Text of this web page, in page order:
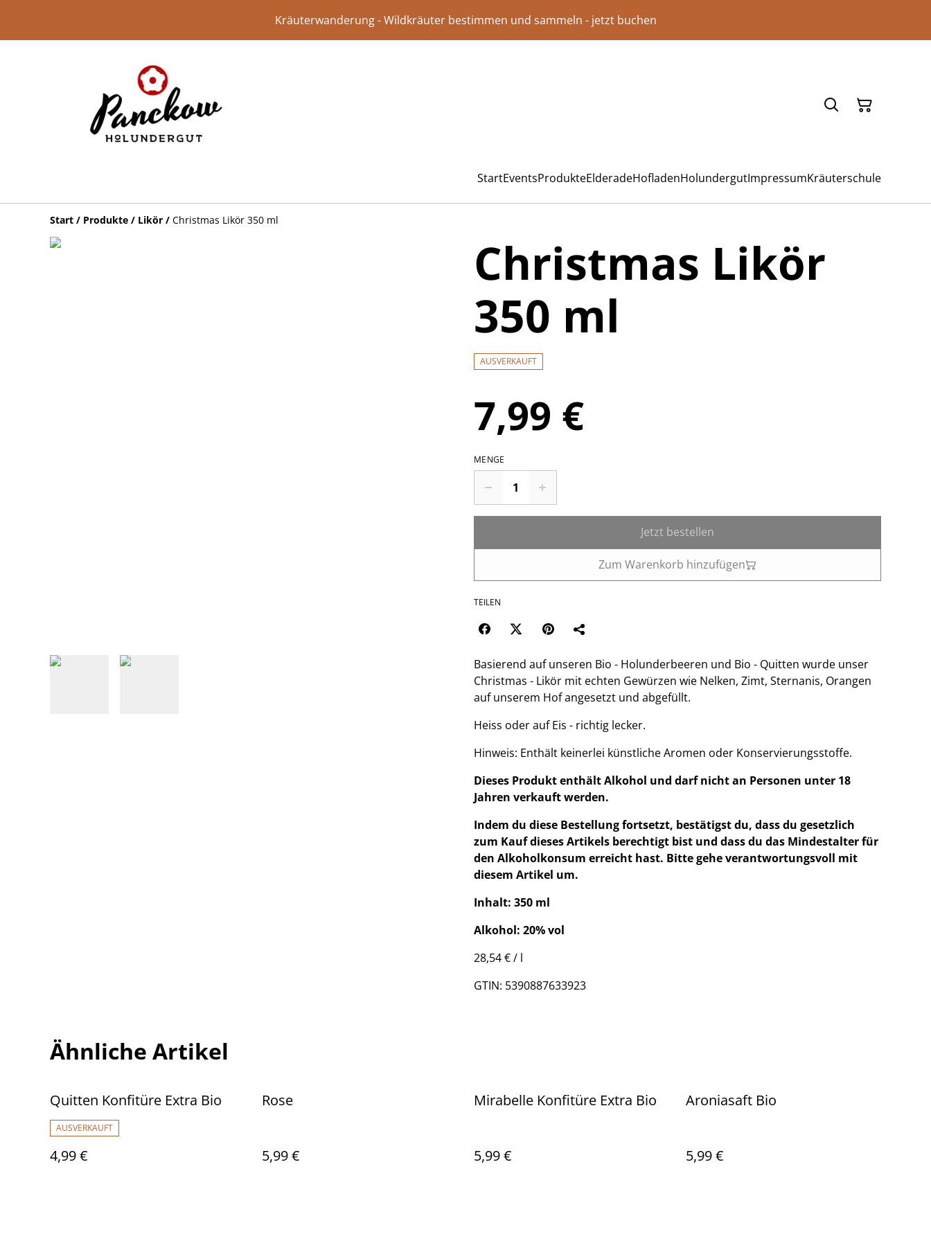
Kräuterwanderung - Wildkräuter bestimmen und sammeln - jetzt buchen
StartEventsProdukteElderadeHofladenHolundergutImpressumKräuterschule
Start / Produkte / Likör / Christmas Likör 350 ml
Christmas Likör
350 ml
AUSVERKAUFT
7,99 €
MENGE
Jetzt bestellen
Zum Warenkorb hinzufügen
TEILEN
Basierend auf unseren Bio - Holunderbeeren und Bio - Quitten wurde unser
Christmas - Likör mit echten Gewürzen wie Nelken, Zimt, Sternanis, Orangen
auf unserem Hof angesetzt und abgefüllt.
Heiss oder auf Eis - richtig lecker.
Hinweis: Enthält keinerlei künstliche Aromen oder Konservierungsstoffe.
Dieses Produkt enthält Alkohol und darf nicht an Personen unter 18
Jahren verkauft werden.
Indem du diese Bestellung fortsetzt, bestätigst du, dass du gesetzlich
zum Kauf dieses Artikels berechtigt bist und dass du das Mindestalter für
den Alkoholkonsum erreicht hast. Bitte gehe verantwortungsvoll mit
diesem Artikel um.
Inhalt: 350 ml
Alkohol: 20% vol
28,54 € / l
GTIN: 5390887633923
Ähnliche Artikel
Quitten Konfitüre Extra Bio
AUSVERKAUFT
4,99 €
Rose
5,99 €
Mirabelle Konfitüre Extra Bio
5,99 €
Aroniasaft Bio
5,99 €